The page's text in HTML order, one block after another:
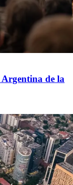
de la